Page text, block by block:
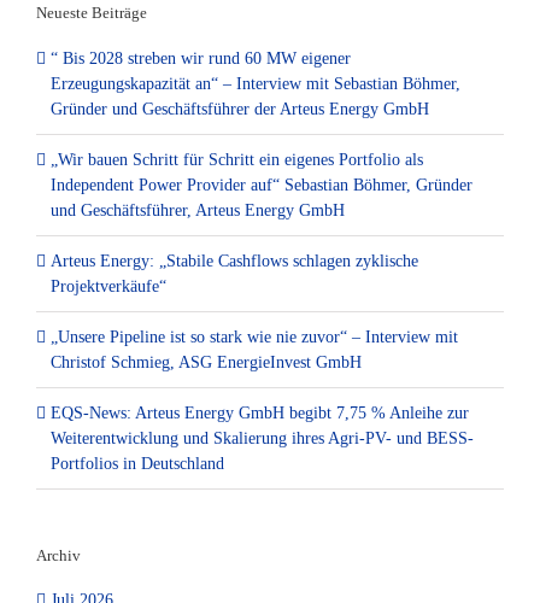
Neueste Beiträge
“ Bis 2028 streben wir rund 60 MW eigener
Erzeugungskapazität an“ – Interview mit Sebastian Böhmer,
Gründer und Geschäftsführer der Arteus Energy GmbH
„Wir bauen Schritt für Schritt ein eigenes Portfolio als
Independent Power Provider auf“ Sebastian Böhmer, Gründer
und Geschäftsführer, Arteus Energy GmbH
Arteus Energy: „Stabile Cashflows schlagen zyklische
Projektverkäufe“
„Unsere Pipeline ist so stark wie nie zuvor“ – Interview mit
Christof Schmieg, ASG EnergieInvest GmbH
EQS-News: Arteus Energy GmbH begibt 7,75 % Anleihe zur
Weiterentwicklung und Skalierung ihres Agri-PV- und BESS-
Portfolios in Deutschland
Archiv